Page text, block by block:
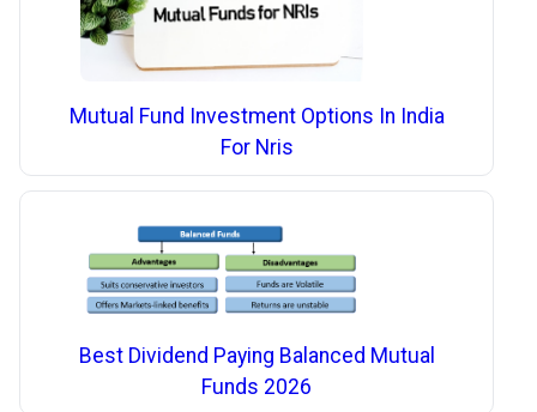
Mutual Fund Investment Options In India
For Nris
Best Dividend Paying Balanced Mutual
Funds 2026